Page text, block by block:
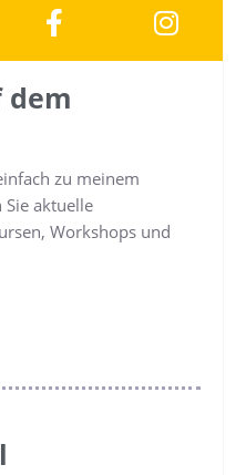
dem
zu meinem
aktuelle
Workshops und